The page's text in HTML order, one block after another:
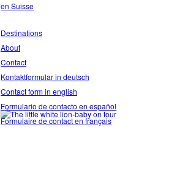
en Suisse
Destinations
About
Contact
Kontaktformular in deutsch
Contact form in english
Formulario de contacto en español
Formulaire de contact en français